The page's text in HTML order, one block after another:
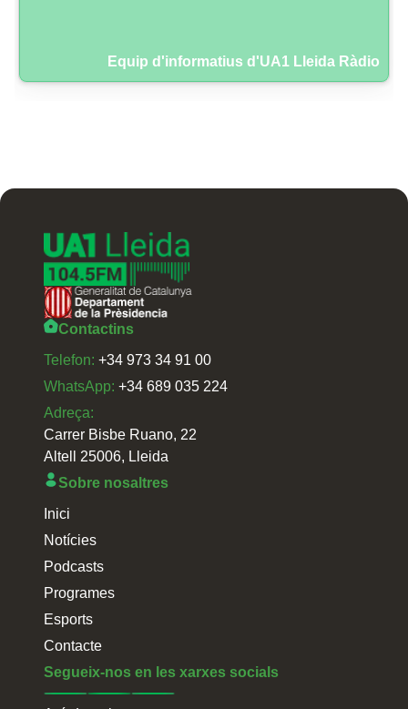
Equip d'informatius d'UA1 Lleida Ràdio
Contactins
Telefon: +34 973 34 91 00
WhatsApp: +34 689 035 224
Adreça:
Carrer Bisbe Ruano, 22
Altell 25006, Lleida
Sobre nosaltres
Inici
Notícies
Podcasts
Programes
Esports
Contacte
Segueix-nos en les xarxes socials